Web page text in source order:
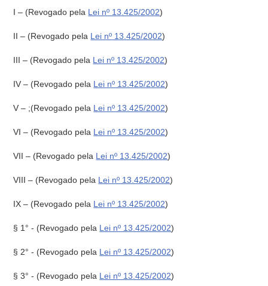
I – (Revogado pela Lei nº 13.425/2002)
II – (Revogado pela Lei nº 13.425/2002)
III – (Revogado pela Lei nº 13.425/2002)
IV – (Revogado pela Lei nº 13.425/2002)
V – ;(Revogado pela Lei nº 13.425/2002)
VI – (Revogado pela Lei nº 13.425/2002)
VII – (Revogado pela Lei nº 13.425/2002)
VIII – (Revogado pela Lei nº 13.425/2002)
IX – (Revogado pela Lei nº 13.425/2002)
§ 1° - (Revogado pela Lei nº 13.425/2002)
§ 2° - (Revogado pela Lei nº 13.425/2002)
§ 3° - (Revogado pela Lei nº 13.425/2002)